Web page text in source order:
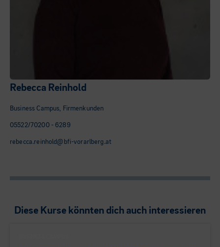
Rebecca Reinhold
Business Campus, Firmenkunden
05522/70200 - 6289
rebecca.reinhold@bfi-vorarlberg.at
Diese Kurse könnten dich auch interessieren